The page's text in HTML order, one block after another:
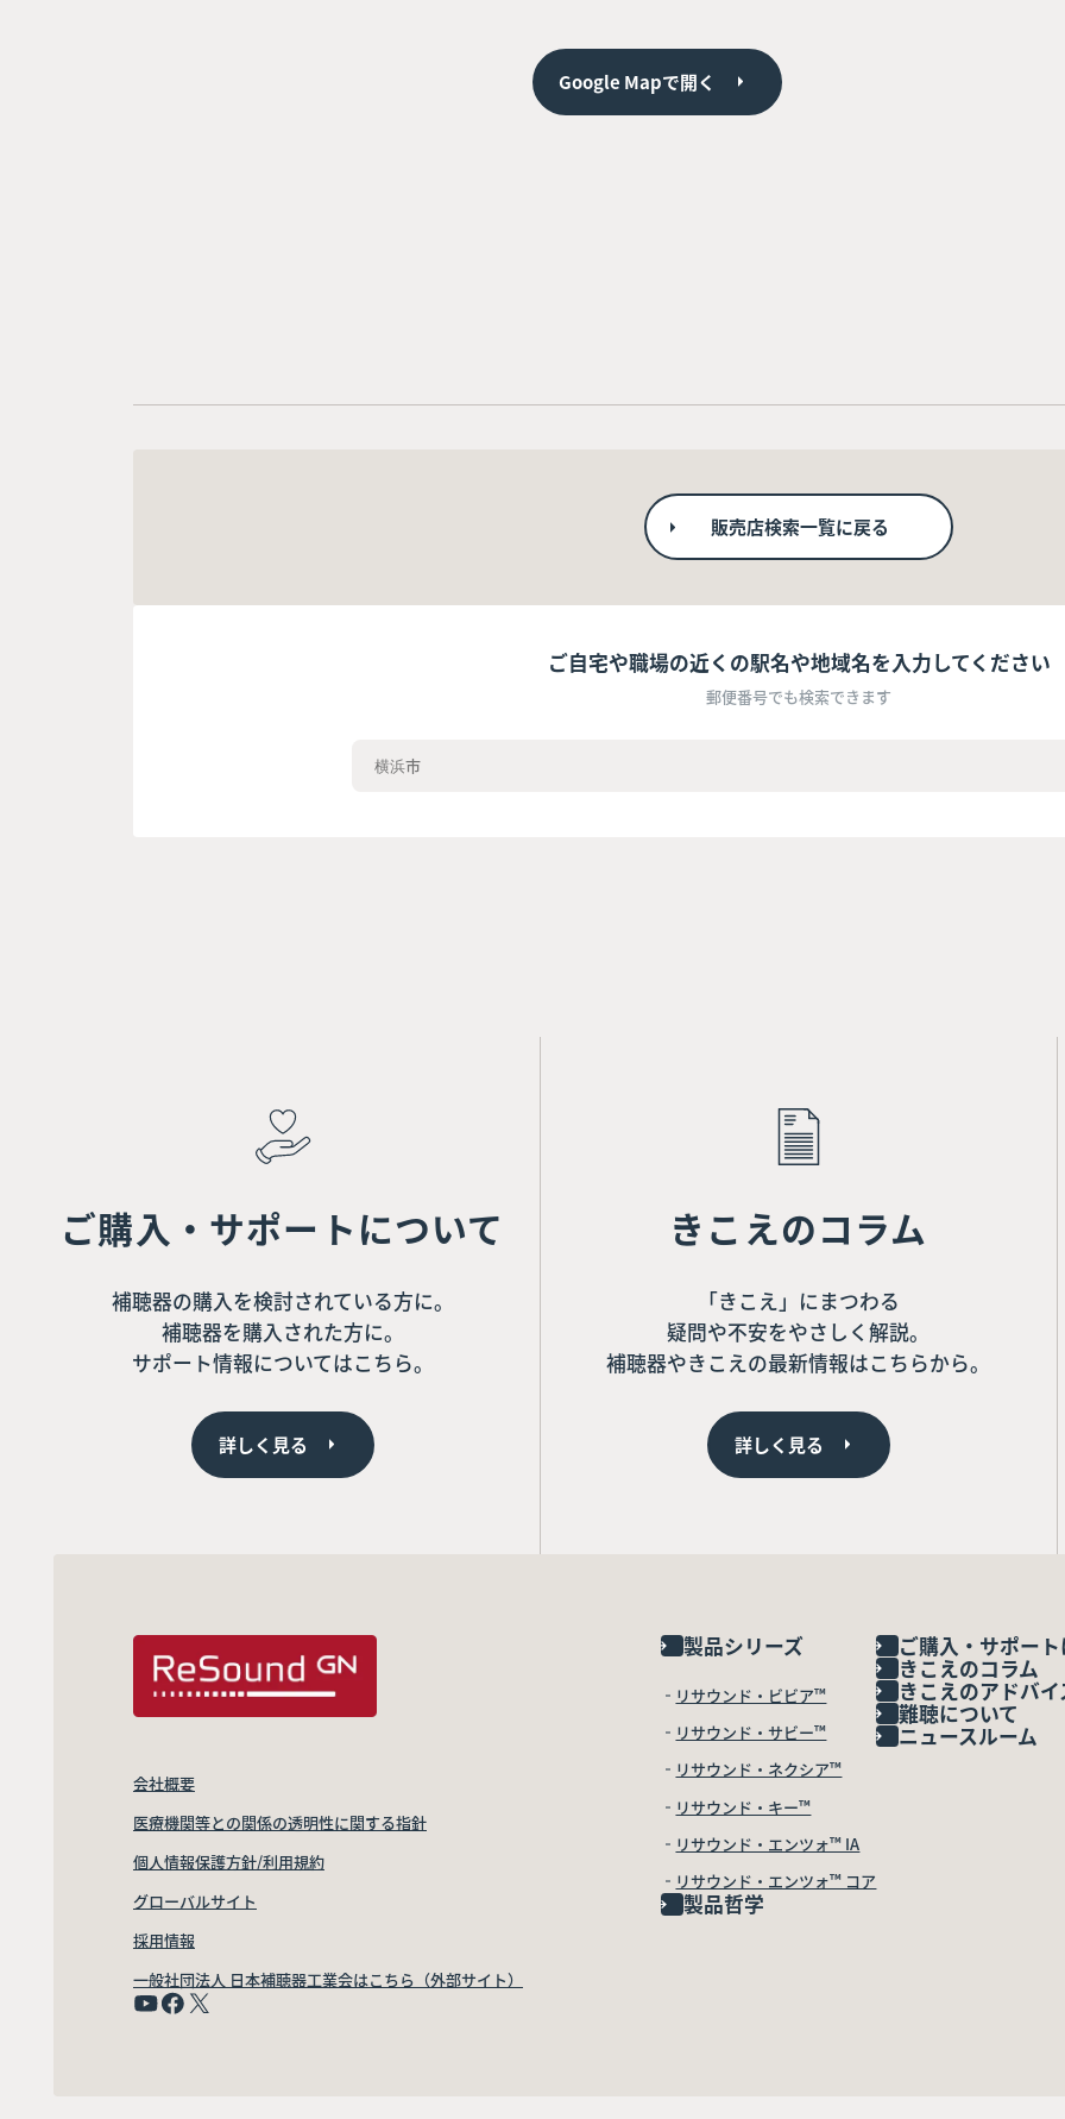
Google Mapで開く
販売店検索一覧に戻る
ご自宅や職場の近くの駅名や地域名を入力してください
郵便番号でも検索できます
ご購入・サポートについて
補聴器の購入を検討されている方に。
補聴器を購入された方に。
サポート情報についてはこちら。
詳しく見る
きこえのコラム
「きこえ」にまつわる
疑問や不安をやさしく解説。
補聴器やきこえの最新情報はこちらから。
詳しく見る
製品シリーズ
リサウンド・ビビア™
リサウンド・サビー™
リサウンド・ネクシア™
リサウンド・キー™
リサウンド・エンツォ™ IA
リサウンド・エンツォ™ コア
製品哲学
ご購入・サポー
きこえのコラム
きこえのアドバイ
難聴について
ニュースルーム
会社概要
医療機関等との関係の透明性に関する指針
個人情報保護方針/利用規約
グローバルサイト
採用情報
一般社団法人 日本補聴器工業会はこちら（外部サイト）